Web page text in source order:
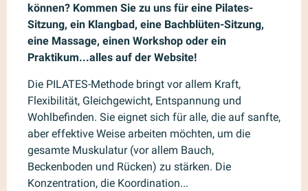
können? Kommen Sie zu uns für eine Pilates-
Sitzung, ein Klangbad, eine Bachblüten-Sitzung,
eine Massage, einen Workshop oder ein
Praktikum...alles auf der Website!
Die PILATES-Methode bringt vor allem Kraft,
Flexibilität, Gleichgewicht, Entspannung und
Wohlbefinden. Sie eignet sich für alle, die auf sanfte,
aber effektive Weise arbeiten möchten, um die
gesamte Muskulatur (vor allem Bauch,
Beckenboden und Rücken) zu stärken. Die
Konzentration, die Koordination...